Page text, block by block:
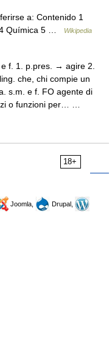
a: Contenido 1
4 Química 5 …
Wikipedia
f. 1. p.pres. → agire 2.
che, chi compie un
s.m. e f. FO agente di
o funzioni per… …
18+
Joomla,
Drupal,